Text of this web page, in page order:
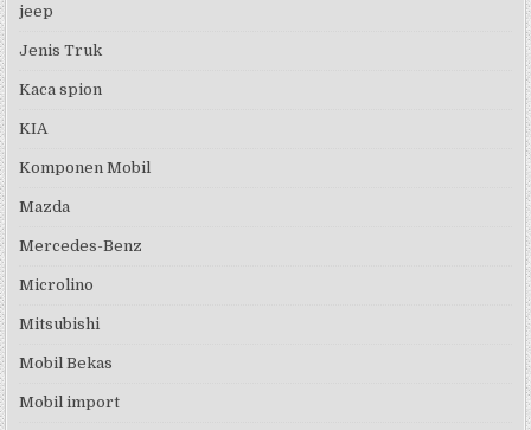
jeep
Jenis Truk
Kaca spion
KIA
Komponen Mobil
Mazda
Mercedes-Benz
Microlino
Mitsubishi
Mobil Bekas
Mobil import